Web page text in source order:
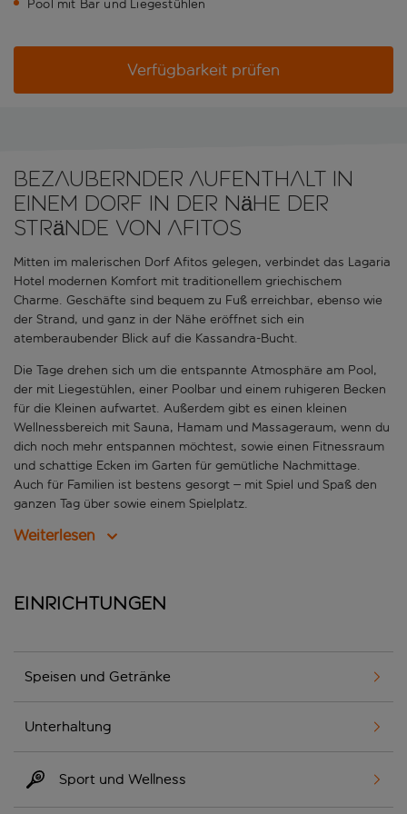
Pool mit Bar und Liegestühlen
Verfügbarkeit prüfen
Bezaubernder Aufenthalt in
einem Dorf in der Nähe der
Strände von Afitos
Mitten im malerischen Dorf Afitos gelegen, verbindet das Lagaria
Hotel modernen Komfort mit traditionellem griechischem
Charme. Geschäfte sind bequem zu Fuß erreichbar, ebenso wie
der Strand, und ganz in der Nähe eröffnet sich ein
atemberaubender Blick auf die Kassandra-Bucht.
Die Tage drehen sich um die entspannte Atmosphäre am Pool,
der mit Liegestühlen, einer Poolbar und einem ruhigeren Becken
für die Kleinen aufwartet. Außerdem gibt es einen kleinen
Wellnessbereich mit Sauna, Hamam und Massageraum, wenn du
dich noch mehr entspannen möchtest, sowie einen Fitnessraum
und schattige Ecken im Garten für gemütliche Nachmittage.
Auch für Familien ist bestens gesorgt – mit Spiel und Spaß den
ganzen Tag über sowie einem Spielplatz.
Weiterlesen
Einrichtungen
Speisen und Getränke
Unterhaltung
Sport und Wellness